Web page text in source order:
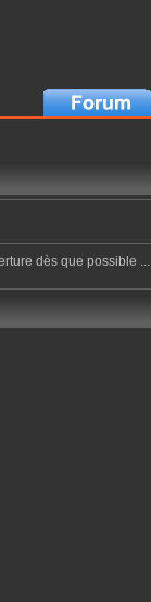
dès que possible ...